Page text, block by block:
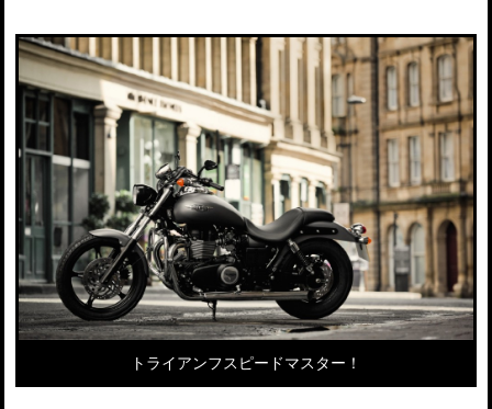
トライアンフスピードマスター！